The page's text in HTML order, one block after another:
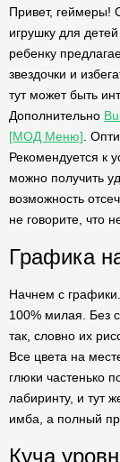
Привет, геймеры!
игрушку для
ребенку
звездочки и
тут может быть
Дополнительно
[МОД Меню] .
Рекомендуется к
можно получить
возможность
не говорите, что
Графика
Начнем с
100% милая. Без
так, словно их
Все цвета на
глюки частенько
лабиринту, и тут
имба, а полный
Куча